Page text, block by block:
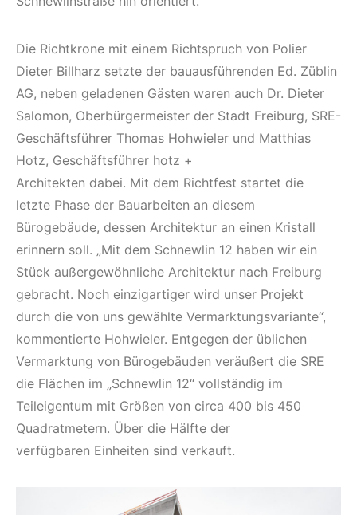
Die Richtkrone mit einem Richtspruch von Polier
Dieter Billharz setzte der bauausführenden Ed. Züblin
AG, neben geladenen Gästen waren auch Dr. Dieter
Salomon, Oberbürgermeister der Stadt Freiburg, SRE-
Geschäftsführer Thomas Hohwieler und Matthias
Hotz, Geschäftsführer hotz +
Architekten dabei. Mit dem Richtfest startet die
letzte Phase der Bauarbeiten an diesem
Bürogebäude, dessen Architektur an einen Kristall
erinnern soll. „Mit dem Schnewlin 12 haben wir ein
Stück außergewöhnliche Architektur nach Freiburg
gebracht. Noch einzigartiger wird unser Projekt
durch die von uns gewählte Vermarktungsvariante“,
kommentierte Hohwieler. Entgegen der üblichen
Vermarktung von Bürogebäuden veräußert die SRE
die Flächen im „Schnewlin 12“ vollständig im
Teileigentum mit Größen von circa 400 bis 450
Quadratmetern. Über die Hälfte der
verfügbaren Einheiten sind verkauft.